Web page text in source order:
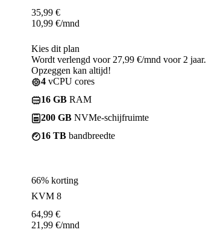
35,99 €
10,99 €/mnd
Kies dit plan
Wordt verlengd voor 27,99 €/mnd voor 2 jaar.
Opzeggen kan altijd!
4 vCPU cores
16 GB RAM
200 GB NVMe-schijfruimte
16 TB bandbreedte
66% korting
KVM 8
64,99 €
21,99 €/mnd